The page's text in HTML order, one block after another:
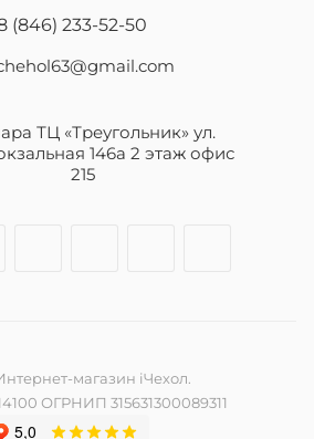
(846) 233-52-50
ТЦ «Треугольник» ул.
146а 2 этаж офис
215
магазин iЧехол.
ОГРНИП 315631300089311